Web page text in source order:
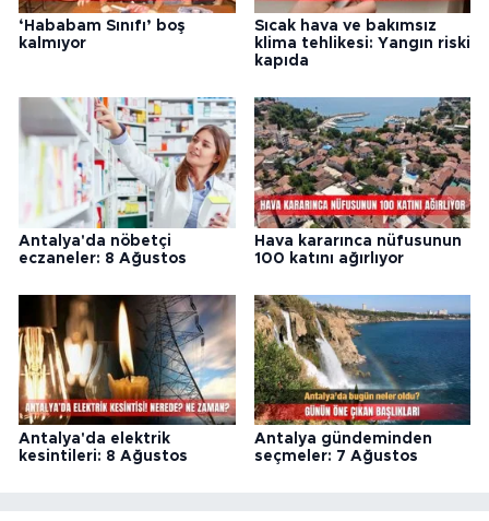
‘Hababam Sınıfı’ boş
kalmıyor
Sıcak hava ve bakımsız
klima tehlikesi: Yangın riski
kapıda
Antalya'da nöbetçi
eczaneler: 8 Ağustos
Hava kararınca nüfusunun
100 katını ağırlıyor
Antalya'da elektrik
kesintileri: 8 Ağustos
Antalya gündeminden
seçmeler: 7 Ağustos